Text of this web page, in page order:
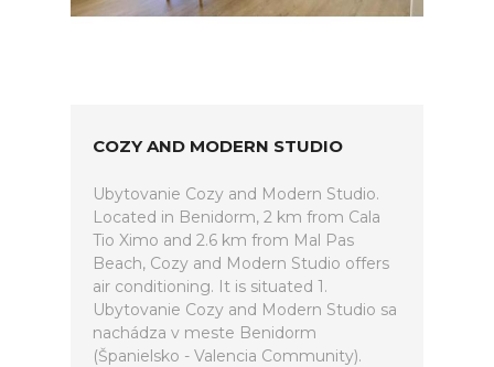
COZY AND MODERN STUDIO
Ubytovanie Cozy and Modern Studio.
Located in Benidorm, 2 km from Cala
Tio Ximo and 2.6 km from Mal Pas
Beach, Cozy and Modern Studio offers
air conditioning. It is situated 1.
Ubytovanie Cozy and Modern Studio sa
nachádza v meste Benidorm
(Španielsko - Valencia Community).